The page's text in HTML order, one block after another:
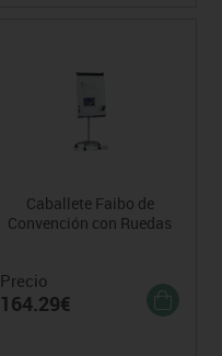
Caballete Faibo de
Convención con Ruedas
Precio
164.29€